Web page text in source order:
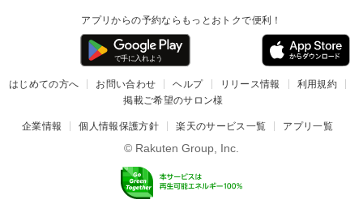
アプリからの予約ならもっとおトクで便利！
はじめての方へ お問い合わせ ヘルプ リリース情報
利用規約
掲載ご希望のサロン様
企業情報 個人情報保護方針 楽天のサービス一覧 アプリ一覧
© Rakuten Group, Inc.